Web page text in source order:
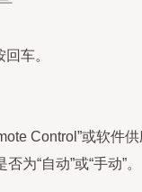
回车。
Control”或软件供
为“自动”或“手动”。